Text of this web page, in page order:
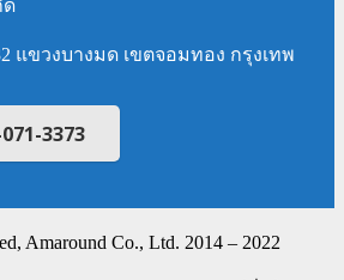
ด
แขวงบางมด เขตจอมทอง กรุงเทพ
3373
Amaround Co., Ltd. 2014 – 2022